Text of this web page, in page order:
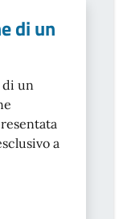
di un
di un
a